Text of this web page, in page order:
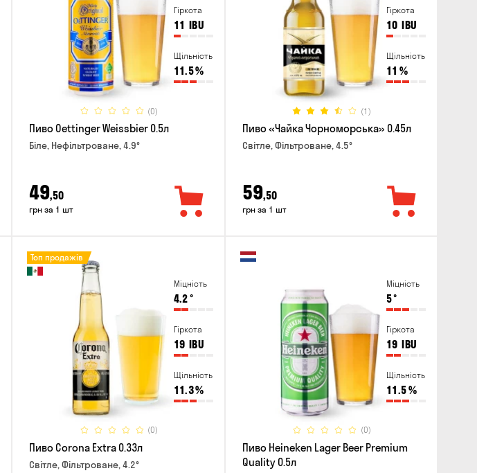
Гіркота
11 IBU
Щільність
11.5%
(0)
Пиво Oettinger Weissbier 0.5л
Біле, Нефільтроване, 4.9°
49,50
грн за 1 шт
Гіркота
10 IBU
Щільність
11 %
(1)
Пиво «Чайка Чорноморська» 0.45л
Світле, Фільтроване, 4.5°
59,50
грн за 1 шт
Міцність
4.2°
Гіркота
19 IBU
Щільність
11.3%
(0)
Топ продажів
Пиво Corona Extra 0.33л
Світле, Фільтроване, 4.2°
Міцність
5°
Гіркота
19 IBU
Щільність
11.5%
(0)
Пиво Heineken Lager Beer Premium
Quality 0.5л